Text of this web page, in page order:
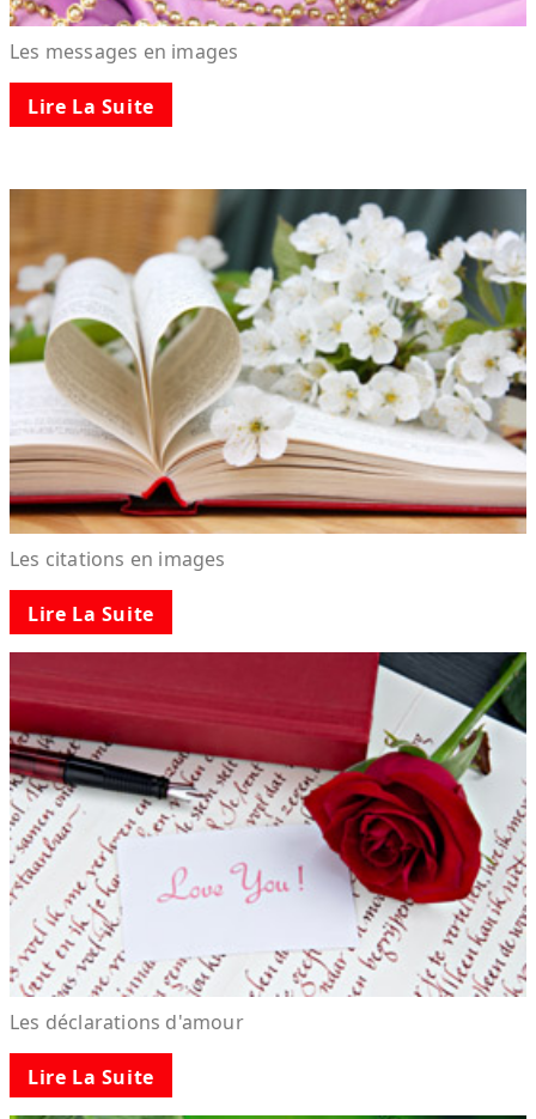
Les messages en images
Lire La Suite
Les citations en images
Lire La Suite
Les déclarations d'amour
Lire La Suite